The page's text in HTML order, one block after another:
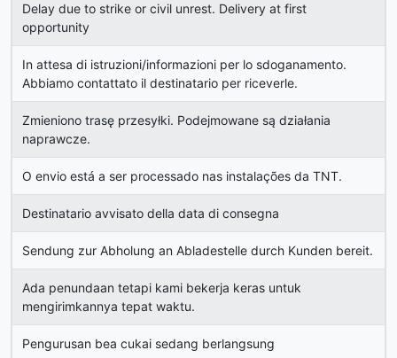
Delay due to strike or civil unrest. Delivery at first
opportunity
In attesa di istruzioni/informazioni per lo sdoganamento.
Abbiamo contattato il destinatario per riceverle.
Zmieniono trasę przesyłki. Podejmowane są działania
naprawcze.
O envio está a ser processado nas instalações da TNT.
Destinatario avvisato della data di consegna
Sendung zur Abholung an Abladestelle durch Kunden bereit.
Ada penundaan tetapi kami bekerja keras untuk
mengirimkannya tepat waktu.
Pengurusan bea cukai sedang berlangsung